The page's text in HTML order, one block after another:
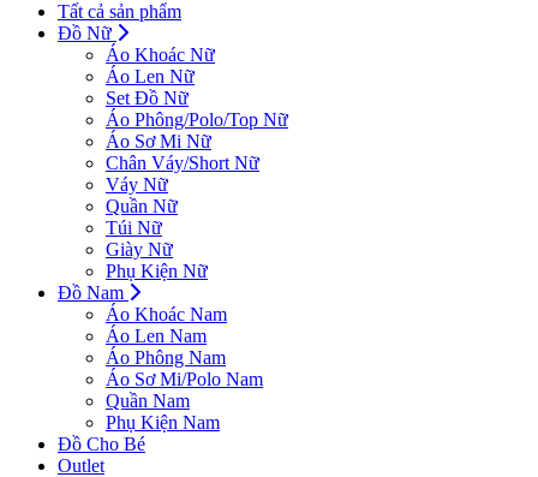
Tất cả sản phẩm
Đồ Nữ
Áo Khoác Nữ
Áo Len Nữ
Set Đồ Nữ
Áo Phông/Polo/Top Nữ
Áo Sơ Mi Nữ
Chân Váy/Short Nữ
Váy Nữ
Quần Nữ
Túi Nữ
Giày Nữ
Phụ Kiện Nữ
Đồ Nam
Áo Khoác Nam
Áo Len Nam
Áo Phông Nam
Áo Sơ Mi/Polo Nam
Quần Nam
Phụ Kiện Nam
Đồ Cho Bé
Outlet